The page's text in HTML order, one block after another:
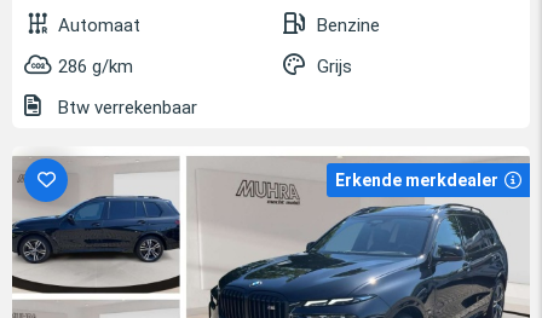
Automaat
Benzine
286 g/km
Grijs
Btw verrekenbaar
Erkende merkdealer